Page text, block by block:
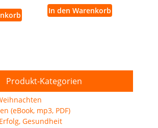
In den Warenkorb
Produkt-Kategorien
(eBook, mp3, PDF)
Gesundheit